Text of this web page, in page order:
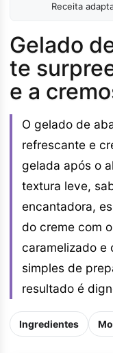
Receita
Gelado
te
e a
O gelado de
refrescante e
gelada após o
textura leve,
encantadora,
do creme com
caramelizado e
simples de
resultado é
Ingredientes